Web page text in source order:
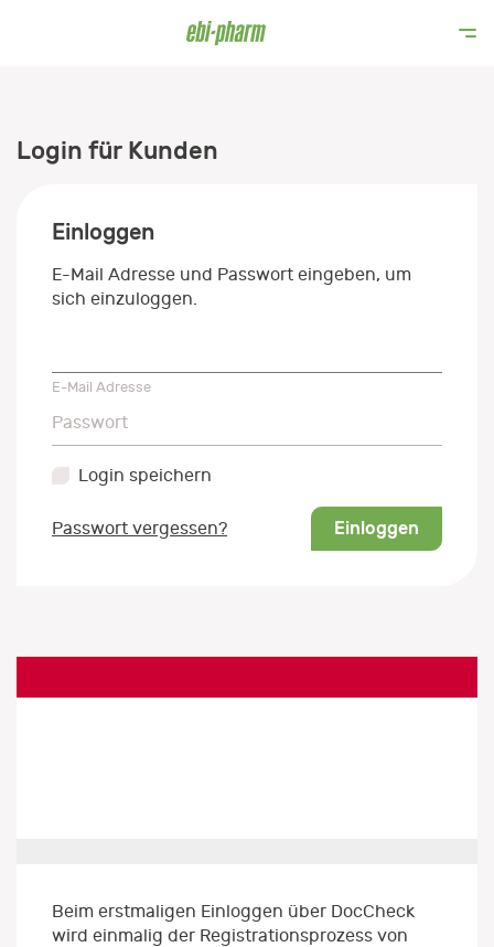
Login für Kunden
Einloggen
E-Mail Adresse und Passwort eingeben, um
sich einzuloggen.
E-Mail Adresse
Passwort
Passwort
Login speichern
Passwort vergessen? Einloggen
Beim erstmaligen Einloggen über DocCheck
wird einmalig der Registrationsprozess von